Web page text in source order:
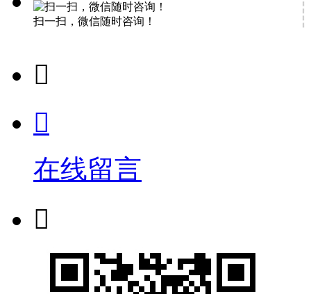
扫一扫，微信随时咨询！


在线留言
